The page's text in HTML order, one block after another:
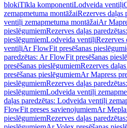
blokiTīkla komponentiLodveida ventiļi
zemapmetuma montāžaiRezerves daļas
ventiļi zemapmetuma montāžaiAr
pieslēgumiemRezerves daļas
pieslēgumiemLodveida ventiļiRezerves
ventiļiAr FlowFit presēšanas
paredzētas: Ar FlowFit presēšanas
presēšanas pieslēgumiemRezerves
presēšanas pieslēgumiemAr Mapress
pieslēgumiemRezerves daļas
pieslēgumiemLodveida ventiļi
daļas paredzētas: Lodveida ventiļi
FlowFit preses savienojumiemAr Mepla
pieslēgumiemRezerves daļas